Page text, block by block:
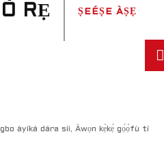
RẸ ṢEÉṢE ÀṢẸ
àyíká dára síi, Àwọn kẹ̀kẹ́ gọ́ọ̀fù tí